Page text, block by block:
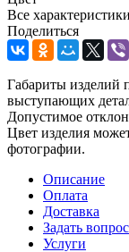
Все характеристики
Поделиться
Габариты изделий
выступающих
Допустимое
Цвет изделия
фотографии.
Описание
Оплата
Доставка
Задать вопрос
Услуги